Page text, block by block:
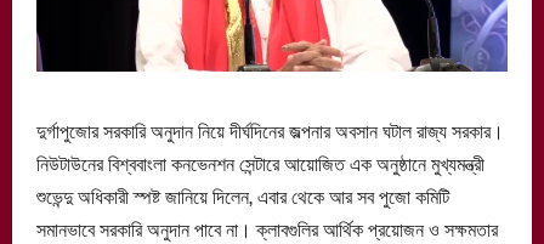
দুর্গাপুজোর সরকারি অনুদান নিয়ে দীর্ঘদিনের জল্পনার অবসান ঘটাল রাজ্য সরকার।
নিউটাউনের বিশ্ববাংলা কনভেনশন সেন্টারে আয়োজিত এক অনুষ্ঠানে মুখ্যমন্ত্রী
শুভেন্দু অধিকারী স্পষ্ট জানিয়ে দিলেন, এবার থেকে আর সব পুজো কমিটি
সমানভাবে সরকারি অনুদান পাবে না। ক্লাবগুলির আর্থিক প্রয়োজন ও সক্ষমতার